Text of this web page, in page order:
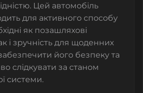
Цей автомобіль
для активного способу
як позашляхові
і зручність для щоденних
його безпеку та
слідкувати за станом
системи.